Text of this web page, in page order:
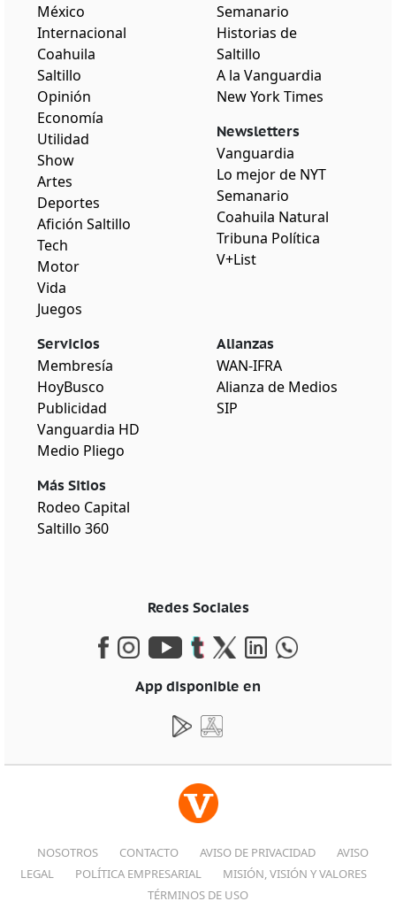
México
Internacional
Coahuila
Saltillo
Opinión
Economía
Utilidad
Show
Artes
Deportes
Afición Saltillo
Tech
Motor
Vida
Juegos
Semanario
Historias de
Saltillo
A la Vanguardia
New York Times
Newsletters
Vanguardia
Lo mejor de NYT
Semanario
Coahuila Natural
Tribuna Política
V+List
Servicios
Membresía
HoyBusco
Publicidad
Vanguardia HD
Medio Pliego
Más Sitios
Rodeo Capital
Saltillo 360
Alianzas
WAN-IFRA
Alianza de Medios
SIP
Redes Sociales
App disponible en
NOSOTROS CONTACTO AVISO DE PRIVACIDAD
AVISO
LEGAL
POLÍTICA EMPRESARIAL
MISIÓN, VISIÓN Y VALORES
TÉRMINOS DE USO